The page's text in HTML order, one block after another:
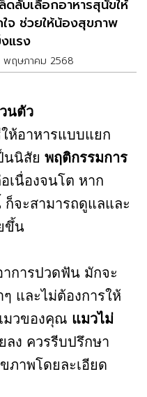
ดลับเลือกอาหารสุนัขให้
จ ช่วยให้น้องสุขภาพ
แรง
พฤษภาคม 2568
นตัว
ห้อาหารแบบแยก
นนิสัย พฤติกรรมการ
เนื่องจนโต หาก
ก็จะสามารถดูแลและ
ขึ้น
การปวดฟัน มักจะ
และไม่ต้องการให้
มวของคุณ แมวไม่
ลง ควรรีบปรึกษา
ภาพโดยละเอียด